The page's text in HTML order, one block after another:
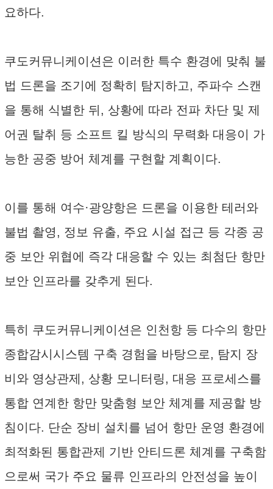
요하다.
쿠도커뮤니케이션은 이러한 특수 환경에 맞춰 불
법 드론을 조기에 정확히 탐지하고, 주파수 스캔
을 통해 식별한 뒤, 상황에 따라 전파 차단 및 제
어권 탈취 등 소프트 킬 방식의 무력화 대응이 가
능한 공중 방어 체계를 구현할 계획이다.
이를 통해 여수·광양항은 드론을 이용한 테러와
불법 촬영, 정보 유출, 주요 시설 접근 등 각종 공
중 보안 위협에 즉각 대응할 수 있는 최첨단 항만
보안 인프라를 갖추게 된다.
특히 쿠도커뮤니케이션은 인천항 등 다수의 항만
종합감시시스템 구축 경험을 바탕으로, 탐지 장
비와 영상관제, 상황 모니터링, 대응 프로세스를
통합 연계한 항만 맞춤형 보안 체계를 제공할 방
침이다. 단순 장비 설치를 넘어 항만 운영 환경에
최적화된 통합관제 기반 안티드론 체계를 구축함
으로써 국가 주요 물류 인프라의 안전성을 높이